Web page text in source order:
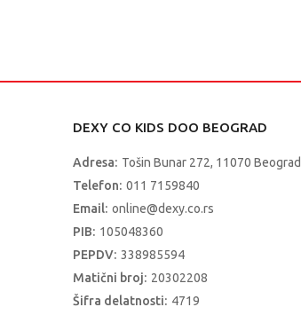
DEXY CO KIDS DOO BEOGRAD
Adresa: Tošin Bunar 272, 11070 Beograd
Telefon: 011 7159840
Email: online@dexy.co.rs
PIB: 105048360
PEPDV: 338985594
Matični broj: 20302208
Šifra delatnosti: 4719